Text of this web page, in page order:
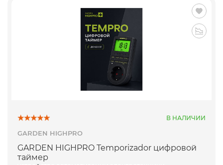
В НАЛИЧИИ
GARDEN HIGHPRO
GARDEN HIGHPRO Temporizador цифровой
таймер